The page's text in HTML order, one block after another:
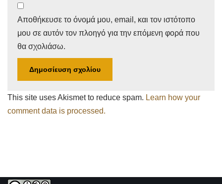
Αποθήκευσε το όνομά μου, email, και τον ιστότοπο
μου σε αυτόν τον πλοηγό για την επόμενη φορά που
θα σχολιάσω.
This site uses Akismet to reduce spam. Learn how your
comment data is processed.